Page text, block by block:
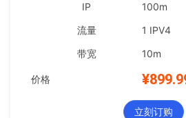
100m
1 IPV4
10m
立刻订购